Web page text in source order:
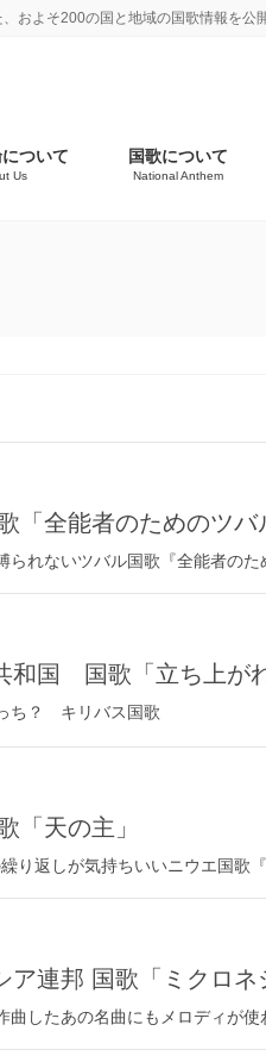
およそ200の国と地域の国歌情報を公
ついて
Us
国歌について
National Anthem
「全能者のためのツバ
られないツバル国歌『全能者のた
和国 国歌「立ち上が
ち？ キリバス国歌
「天の主」
り返しが気持ちいいニウエ国歌『
ア連邦 国歌「ミクロネ
曲したあの名曲にもメロディが